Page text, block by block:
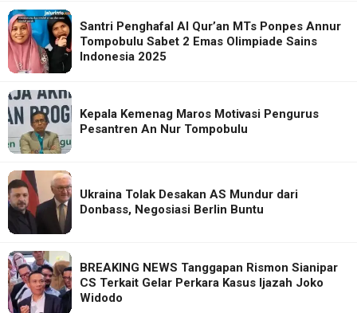
Santri Penghafal Al Qur’an MTs Ponpes Annur
Tompobulu Sabet 2 Emas Olimpiade Sains
Indonesia 2025
Kepala Kemenag Maros Motivasi Pengurus
Pesantren An Nur Tompobulu
Ukraina Tolak Desakan AS Mundur dari
Donbass, Negosiasi Berlin Buntu
BREAKING NEWS Tanggapan Rismon Sianipar
CS Terkait Gelar Perkara Kasus Ijazah Joko
Widodo